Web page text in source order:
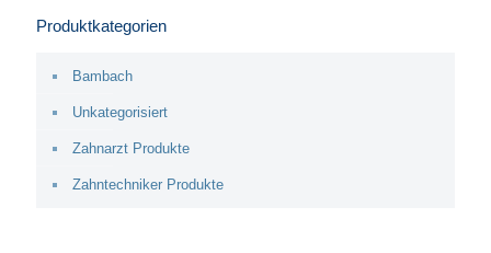
Produktkategorien
Bambach
Unkategorisiert
Zahnarzt Produkte
Zahntechniker Produkte